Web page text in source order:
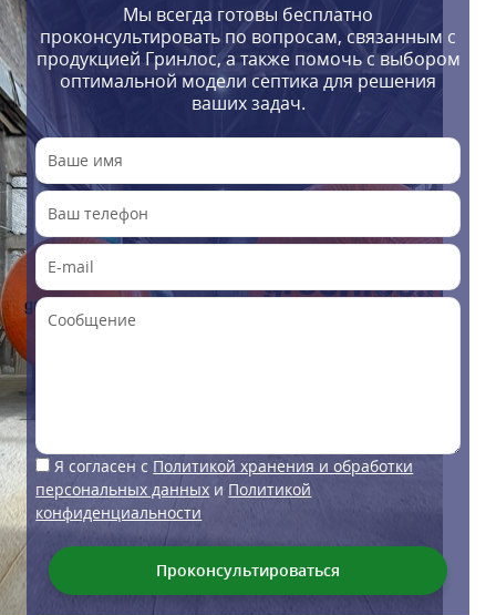
Мы всегда готовы бесплатно
проконсультировать по вопросам, связанным с
продукцией Гринлос, а также помочь с выбором
оптимальной модели септика для решения
ваших задач.
Я согласен с Политикой хранения и обработки
персональных данных и Политикой
конфиденциальности